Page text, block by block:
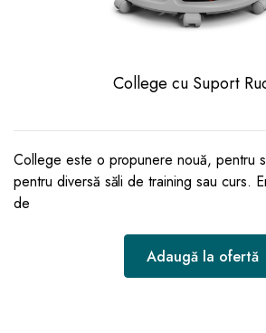
College cu Suport
College este o propunere nouă, pentru
pentru diversă săli de training sau curs.
de
Adaugă la ofertă